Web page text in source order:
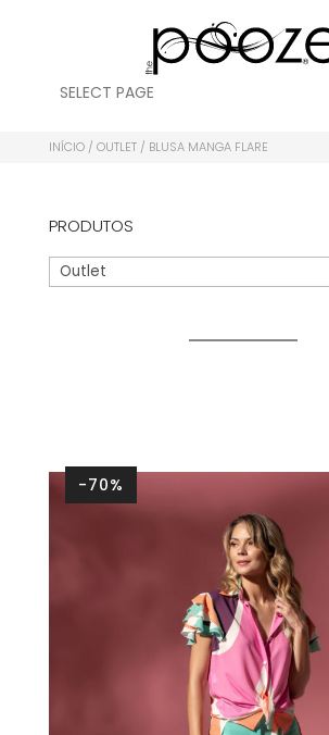
SELECT PAGE
INÍCIO/ OUTLET/ BLUSA MANGA FLARE
PRODUTOS
-70%